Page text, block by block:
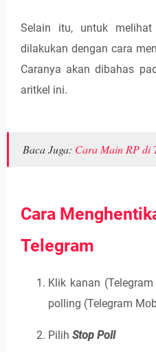
Selain itu, untuk
dilakukan dengan cara
Caranya akan dibahas
aritkel ini.
Baca Juga: Cara Main RP di
Cara
Telegram
Klik kanan
polling (Telegram
Pilih Stop Poll